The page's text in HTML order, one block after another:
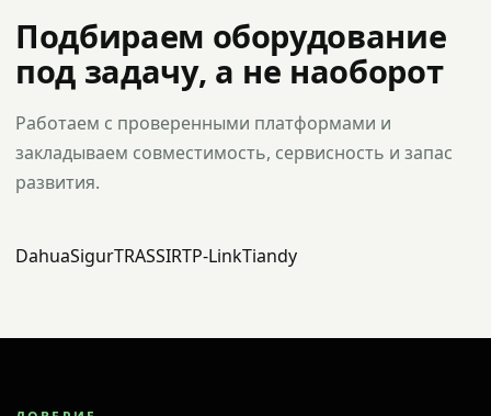
Подбираем оборудование
под задачу, а не наоборот
Работаем с проверенными платформами и
закладываем совместимость, сервисность и запас
развития.
DahuaSigurTRASSIRTP-LinkTiandy